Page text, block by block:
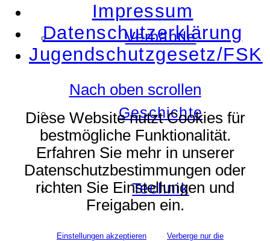
Verbände
Geschichte
Technik
Impressum
Datenschutzerklärung
Jugendschutzgesetz/FSK
Nach oben scrollen
Diese Website nutzt Cookies für
bestmögliche Funktionalität.
Erfahren Sie mehr in unserer
Datenschutzbestimmungen oder
richten Sie Einstellungen und
Freigaben ein.
Einstellungen akzeptieren
Verberge nur die